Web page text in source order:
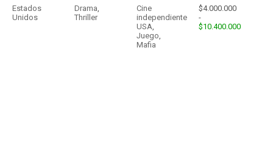
Estados
Unidos
Drama,
Thriller
Cine
independiente
USA,
Juego,
Mafia
$4.000.000
-
$10.400.000